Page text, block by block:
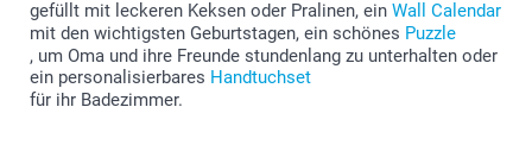
gefüllt mit leckeren Keksen oder Pralinen, ein Wall Calendar
mit den wichtigsten Geburtstagen, ein schönes Puzzle
, um Oma und ihre Freunde stundenlang zu unterhalten oder
ein personalisierbares Handtuchset
für ihr Badezimmer.